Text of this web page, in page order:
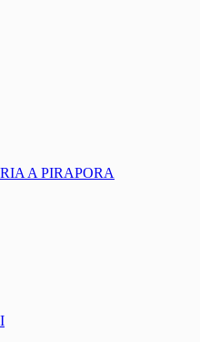
A PIRAPORA